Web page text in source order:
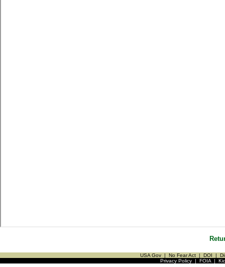
USA Gov | No Fear Act | DOI |
Privacy Policy| FOIA|